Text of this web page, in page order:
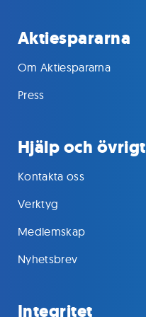
Aktiespararna
Om Aktiespararna
Press
Hjälp och övrigt
Kontakta oss
Verktyg
Medlemskap
Nyhetsbrev
Integritet